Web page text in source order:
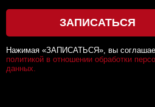
ЗАПИСАТЬСЯ
Нажимая «ЗАПИСАТЬСЯ», вы
политикой в отношении обработки
данных.